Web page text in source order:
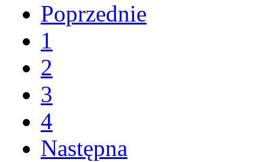
Poprzednie
1
2
3
4
Następna